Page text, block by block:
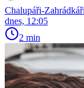
Chalupáři-
dnes, 12:05
2 min